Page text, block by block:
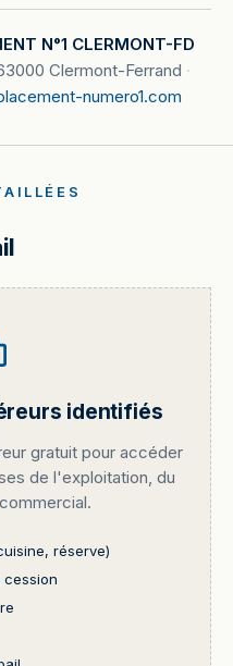
N°1 CLERMONT-FD
Clermont-Ferrand ·
numero1.com
identifiés
gratuit pour accéder
de l'exploitation, du
réserve)
cession